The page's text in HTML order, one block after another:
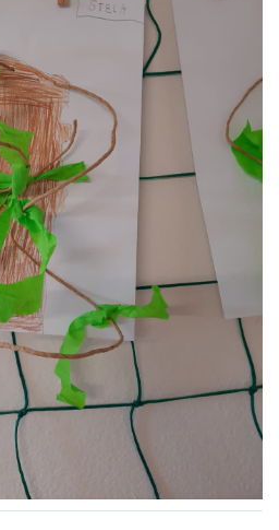
NOVÉHO RVP PV 2025